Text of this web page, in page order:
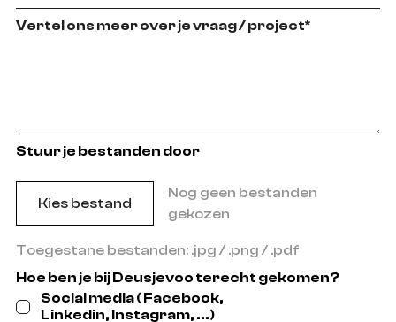
Stuur je bestanden door
Kies bestand
Nog geen bestanden
gekozen
Toegestane bestanden: .jpg / .png / .pdf
Hoe ben je bij Deusjevoo terecht gekomen?
Social media ( Facebook,
Linkedin, Instagram, ...)